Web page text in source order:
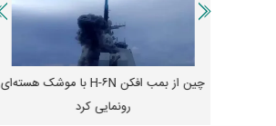
چین از بمب افکن H-۶N با موشک هسته‌ای
رونمایی کرد